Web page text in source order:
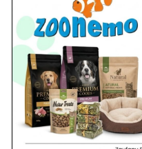
Z Życia
Upały
z matami
Z Życia
Niedziela
godzinach